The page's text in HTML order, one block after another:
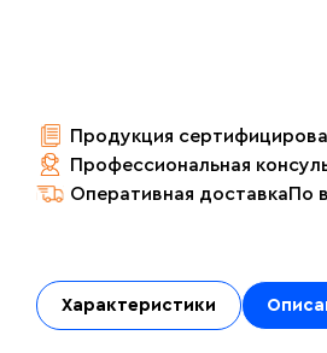
Продукция
Профессиональная
Оперативная доставкаПо
Характеристики